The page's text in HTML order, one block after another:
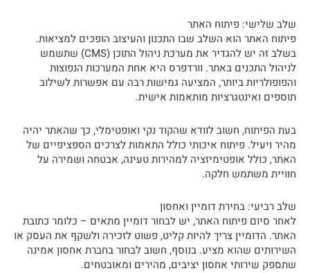
שלב שלישי: פיתוח האתר
פיתוח האתר הוא השלב שבו התכנון והעיצוב הופכים למציאות.
בשלב זה יש להגדיר את מערכת ניהול התוכן (CMS) שתשמש
לניהול התכנים באתר. וורדפרס היא אחת המערכות הנפוצות
והפופולריות ביותר, המציעה גמישות רבה עם אפשרות לשילוב
תוספים ואינטגרציות מותאמות אישית.
בעת הפיתוח, חשוב לוודא שהקוד נקי ואופטימלי, כך שהאתר יהיה
מהיר ויעיל. פיתוח איכותי כולל התאמות לצרכים הספציפיים של
האתר, כולל אופטימיזציה למהירות טעינה, אבטחה ושמירה על
חוויית משתמש חלקה.
שלב רביעי: בחירת דומיין ואחסון
לאחר סיום פיתוח האתר, יש לבחור דומיין מתאים – כלומר כתובת
האתר. הדומיין צריך להיות קליט, פשוט לזכירה ולשקף את העסק או
השירותים שהוא מציע. בנוסף, חשוב לבחור בחברת אחסון אמינה
שתספק שירותי אחסון יציבים, מהירים ומאובטחים.